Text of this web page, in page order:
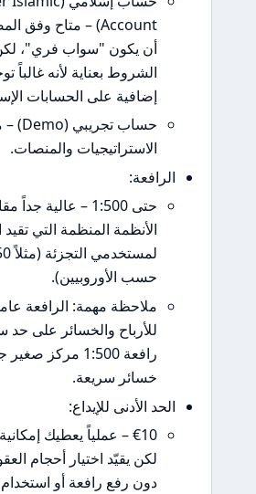
Account) – متاح وفق المصادر، مفترض
أن يكون "سواب فري"، لكن يجب قراءة
الشروط بعناية لأنه غالباً توجد شروط
إضافية على الحسابات الإسلامية.
حساب تجريبي (Demo) – متوفر لاختبار
الاستراتيجيات والمنصات.
حتى 1:500 – عالية جداً مقارنة ببعض
الأنظمة المنظمة التي تقيد الرافعة
لمستخدمي التجزئة (مثلاً 1:30/1:50
حسب الأوروبيين).
ملاحظة مهمة: الرافعة عامل تضخيم
للأرباح والخسائر على حد سواء. على
رافعة 1:500 مركز صغير جداً قد يؤدي إلى
الأدنى للإيداع:
€10 – عملياً يعطيك إمكانية دخول السوق
لكن يقيّد اختيار أحجام العقود (lot size)
دون رفع رافعة أو استخدام مارجن مرتفع.